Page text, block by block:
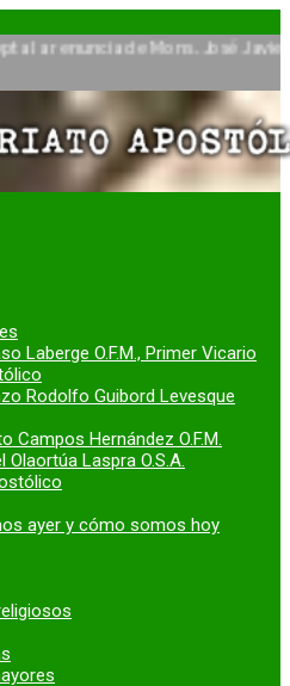
de Mons. José Javier
Laberge O.F.M., Primer Vicario
Rodolfo Guibord Levesque
Campos Hernández O.F.M.
Olaortúa Laspra O.S.A.
ayer y cómo somos hoy